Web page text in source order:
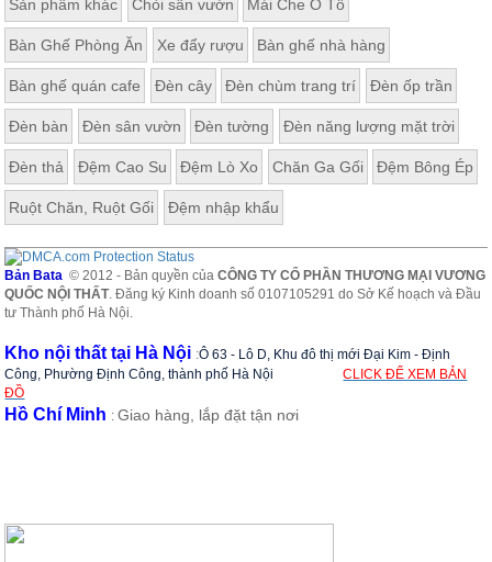
Sản phẩm khác Chòi sân vườn Mái Che Ô Tô
Bàn Ghế Phòng Ăn Xe đẩy rượu Bàn ghế nhà hàng
Bàn ghế quán cafe Đèn cây Đèn chùm trang trí Đèn ốp trần
Đèn bàn Đèn sân vườn Đèn tường Đèn năng lượng mặt trời
Đèn thả Đệm Cao Su Đệm Lò Xo Chăn Ga Gối Đệm Bông Ép
Ruột Chăn, Ruột Gối Đệm nhập khẩu
Bản Bata © 2012 - Bản quyền củaCÔNG TY CỔ PHẦN THƯƠNG MẠI VƯƠNG
QUỐC NỘI THẤT. Đăng ký Kinh doanh số 0107105291 do Sở Kế hoạch và Đầu
tư Thành phố Hà Nội.
Kho nội thất tại Hà Nội :Ô 63 - Lô D, Khu đô thị mới Đại Kim - Định
Công, Phường Định Công, thành phố Hà Nội
CLICK ĐỂ XEM BẢN
ĐỒ
Hồ Chí Minh :Giao hàng, lắp đặt tận nơi